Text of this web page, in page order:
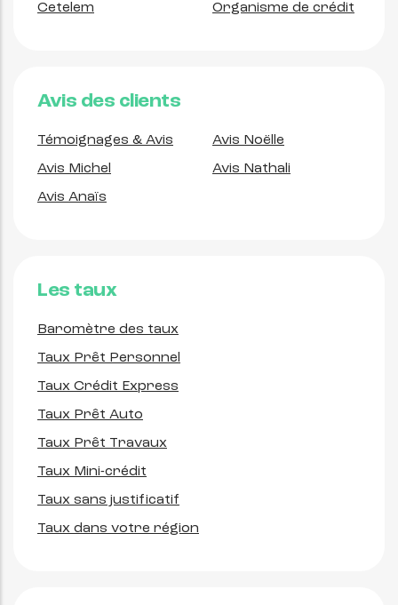
Cetelem
Organisme de crédit
Avis des clients
Témoignages & Avis
Avis Michel
Avis Anaïs
Avis Noëlle
Avis Nathali
Les taux
Baromètre des taux
Taux Prêt Personnel
Taux Crédit Express
Taux Prêt Auto
Taux Prêt Travaux
Taux Mini-crédit
Taux sans justificatif
Taux dans votre région